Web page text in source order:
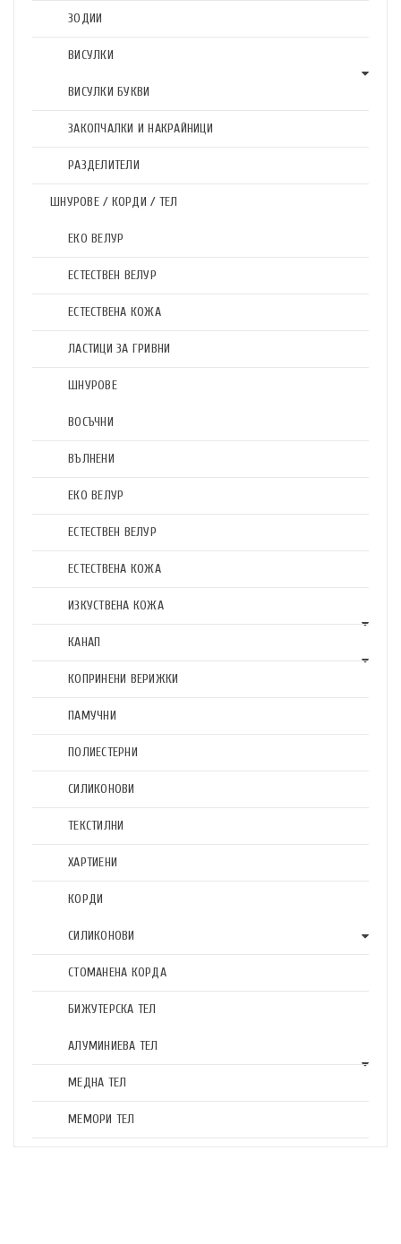
ЗОДИИ
ВИСУЛКИ
ВИСУЛКИ БУКВИ
ЗАКОПЧАЛКИ И НАКРАЙНИЦИ
РАЗДЕЛИТЕЛИ
ШНУРОВЕ / КОРДИ / ТЕЛ
ЕКО ВЕЛУР
ЕСТЕСТВЕН ВЕЛУР
ЕСТЕСТВЕНА КОЖА
ЛАСТИЦИ ЗА ГРИВНИ
ШНУРОВЕ
ВОСЪЧНИ
ВЪЛНЕНИ
ЕКО ВЕЛУР
ЕСТЕСТВЕН ВЕЛУР
ЕСТЕСТВЕНА КОЖА
ИЗКУСТВЕНА КОЖА
КАНАП
КОПРИНЕНИ ВЕРИЖКИ
ПАМУЧНИ
ПОЛИЕСТЕРНИ
СИЛИКОНОВИ
ТЕКСТИЛНИ
ХАРТИЕНИ
КОРДИ
СИЛИКОНОВИ
СТОМАНЕНА КОРДА
БИЖУТЕРСКА ТЕЛ
АЛУМИНИЕВА ТЕЛ
МЕДНА ТЕЛ
МЕМОРИ ТЕЛ